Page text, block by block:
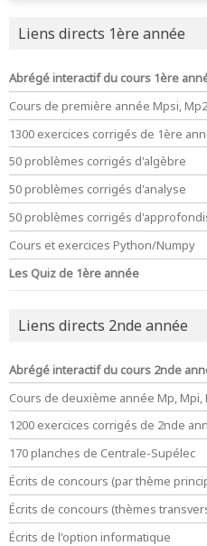
Liens directs 1ère année
Abrégé interactif du cours 1ère
Cours de première année Mpsi,
1300 exercices corrigés de 1ère
50 problèmes corrigés d'algèbre
50 problèmes corrigés d'analyse
50 problèmes corrigés
Cours et exercices Python/Numpy
Les Quiz de 1ère année
Liens directs 2nde année
Abrégé interactif du cours 2nde
Cours de deuxième année Mp, Mpi,
1200 exercices corrigés de 2nde
170 planches de Centrale-Supélec
Écrits de concours (par thème
Écrits de concours (thèmes
Écrits de l'option informatique